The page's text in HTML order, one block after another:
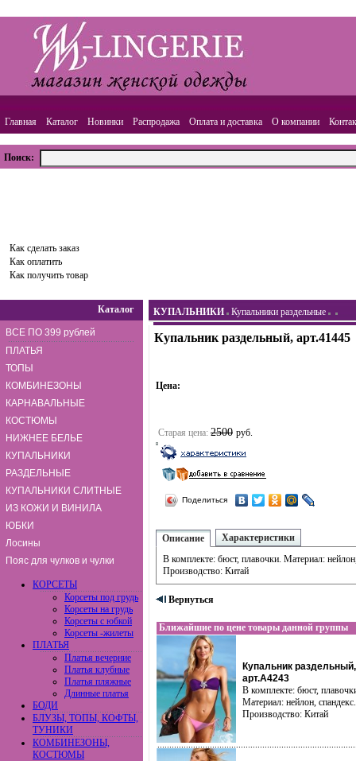
Главная Каталог Новинки Распродажа Оплата и доставка О компании
Поиск:
Как сделать заказ
Как оплатить
Как получить товар
Каталог
ВСЕ ПО 399 рублей
ПЛАТЬЯ
ТОПЫ
КОМБИНЕЗОНЫ
КАРНАВАЛЬНЫЕ
КОСТЮМЫ
НИЖНЕЕ БЕЛЬЕ
КУПАЛЬНИКИ
РАЗДЕЛЬНЫЕ
КУПАЛЬНИКИ СЛИТНЫЕ
ИЗ КОЖИ И ВИНИЛА
ЮБКИ
Лосины
Пояс для чулков и чулки
КОРСЕТЫ
Корсеты под грудь
Корсеты на грудь
Корсеты с юбкой
Корсеты -жилеты
ПЛАТЬЯ
Платья вечерние
Платья клубные
Платья пляжные
Длинные платья
БОДИ
БЛУЗЫ, ТОПЫ, КОФТЫ,
ТУНИКИ
КОМБИНЕЗОНЫ,
КОСТЮМЫ
КУПАЛЬНИКИ Купальники раздельные
Купальник раздельный, арт.41445
Цена:
Старая цена: 2500 руб.
Поделиться
Описание
Характеристики
В комплекте: бюст, плавочки. Материал:
Производство: Китай
Вернуться
Ближайшие по цене товары данной группы
Купальник раздельный,
арт.A4243
В комплекте: бюст,
Материал: нейлон, спандекс.
Производство: Китай